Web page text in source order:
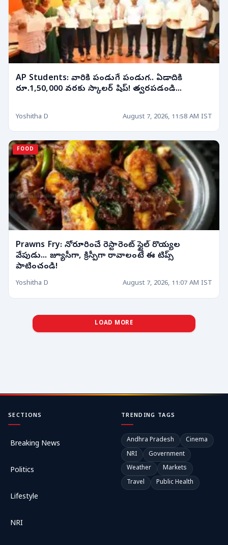
AP Students: వారికి పండుగే పండుగ.. ఏడాదికి
రూ.1,50,000 వరకు స్కాలర్ షిప్! త్వరపడండి...
Yoshitha D August 7, 2026, 11:58 AM IST
FOOD
Prawns Fry: నోరూరించే రెస్టారెంట్ స్టైల్ రొయ్యల
వేపుడు... జ్యూసీగా, క్రిస్పీగా రావాలంటే ఈ టిప్స్
పాటించండి!
Yoshitha D August 7, 2026, 11:07 AM IST
LOAD MORE
SECTIONS
Breaking News
Politics
Lifestyle
NRI
TRENDING TAGS
Andhra Pradesh
Cinema
NRI
Government
Weather
Markets
Travel
Public Health